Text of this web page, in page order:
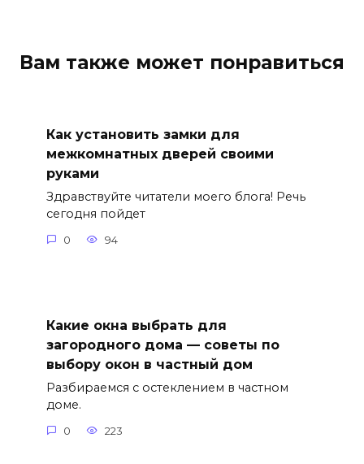
Вам также может понравиться
Как установить замки для
межкомнатных дверей своими
руками
Здравствуйте читатели моего блога! Речь
сегодня пойдет
0 94
Какие окна выбрать для
загородного дома — советы по
выбору окон в частный дом
Разбираемся с остеклением в частном
доме.
0 223